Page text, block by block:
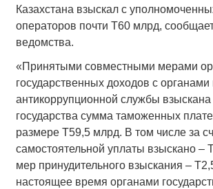
Казахстана взыскал с
операторов почти Т60 млрд,
ведомства.
«Принятыми совместными мерами
государственных доходов с
антикоррупционной службы
государства сумма таможенных
размере Т59,5 млрд. В том числе за
самостоятельной уплаты взыскано –
мер принудительного взыскания –
настоящее время органами